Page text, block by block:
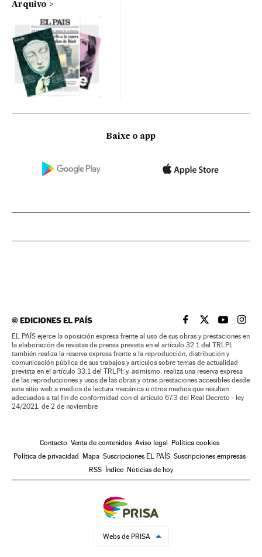
Arquivo
Baixe o app
©EDICIONES EL PAÍS EL PAÍS BRASIL EN
EL PAÍSEL PAÍS
EL
EL PAÍS ejerce la oposición expresa frente al uso de sus obras y prestaciones en
la elaboración de revistas de prensa prevista en el artículo 32.1 del TRLPI;
también realiza la reserva expresa frente a la reproducción, distribución y
comunicación pública de sus trabajos y artículos sobre temas de actualidad
prevista en el artículo 33.1 del TRLPI; y, asimismo, realiza una reserva expresa
de las reproducciones y usos de las obras y otras prestaciones accesibles desde
este sitio web a medios de lectura mecánica u otros medios que resulten
adecuados a tal fin de conformidad con el artículo 67.3 del Real Decreto - ley
24/2021, de 2 de noviembre
Contacto Venta de contenidos Aviso legal Política cookies
Política de privacidad Mapa Suscripciones EL PAÍS Suscripciones empresas
RSS Índice Noticias de hoy
Webs de PRISA